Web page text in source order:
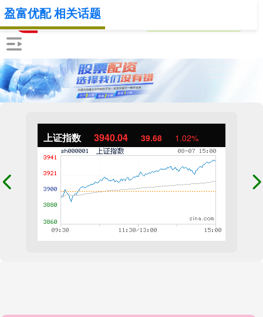
上证指数 3940.04 39.68 1.02%
盈富优配 相关话题